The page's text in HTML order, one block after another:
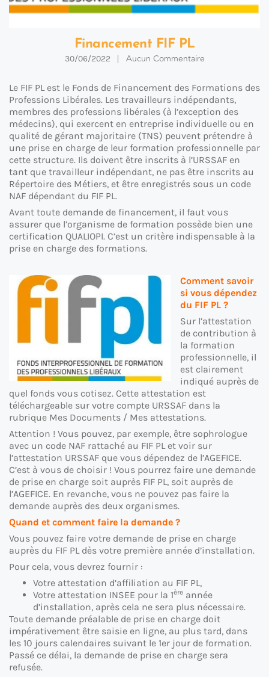
Financement FIF PL
30/06/2022 Aucun Commentaire
Le FIF PL est le Fonds de Financement des Formations des
Professions Libérales. Les travailleurs indépendants,
membres des professions libérales (à l’exception des
médecins), qui exercent en entreprise individuelle ou en
qualité de gérant majoritaire (TNS) peuvent prétendre à
une prise en charge de leur formation professionnelle par
cette structure. Ils doivent être inscrits à l’URSSAF en
tant que travailleur indépendant, ne pas être inscrits au
Répertoire des Métiers, et être enregistrés sous un code
NAF dépendant du FIF PL.
Avant toute demande de financement, il faut vous
assurer que l’organisme de formation possède bien une
certification QUALIOPI. C’est un critère indispensable à la
prise en charge des formations.
Comment savoir
si vous dépendez
du FIF PL ?
Sur l’attestation
de contribution à
la formation
professionnelle, il
est clairement
indiqué auprès de
quel fonds vous cotisez. Cette attestation est
téléchargeable sur votre compte URSSAF dans la
rubrique Mes Documents / Mes attestations.
Attention ! Vous pouvez, par exemple, être sophrologue
avec un code NAF rattaché au FIF PL et voir sur
l’attestation URSSAF que vous dépendez de l’AGEFICE.
C’est à vous de choisir ! Vous pourrez faire une demande
de prise en charge soit auprès FIF PL, soit auprès de
l’AGEFICE. En revanche, vous ne pouvez pas faire la
demande auprès des deux organismes.
Quand et comment faire la demande ?
Vous pouvez faire votre demande de prise en charge
auprès du FIF PL dès votre première année d’installation.
Pour cela, vous devrez fournir :
Votre attestation d’affiliation au FIF PL,
Votre attestation INSEE pour la 1ère année
d’installation, après cela ne sera plus nécessaire.
Toute demande préalable de prise en charge doit
impérativement être saisie en ligne, au plus tard, dans
les 10 jours calendaires suivant le 1er jour de formation.
Passé ce délai, la demande de prise en charge sera
refusée.